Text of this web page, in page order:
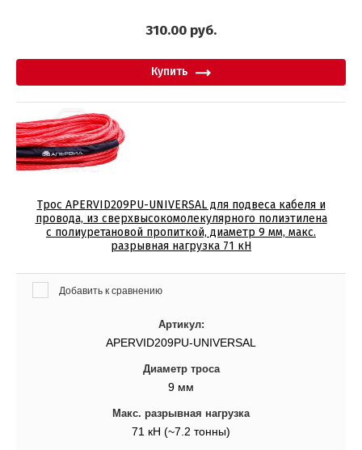
310.00 руб.
Купить
Трос APERVID209PU-UNIVERSAL для подвеса кабеля и
провода, из сверхвысокомолекулярного полиэтилена
с полиуретановой пропиткой, диаметр 9 мм, макс.
разрывная нагрузка 71 кН
Добавить к сравнению
Артикул:
APERVID209PU-UNIVERSAL
Диаметр троса
9 мм
Макс. разрывная нагрузка
71 кН (~7.2 тонны)